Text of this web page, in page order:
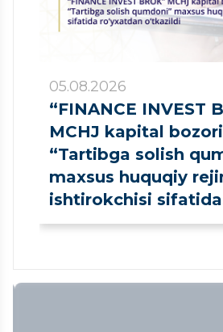
05.08.2026
“FINANCE INVEST
MCHJ kapital
“Tartibga solish
maxsus huquqiy
ishtirokchisi sifatida
ro‘yxatdan